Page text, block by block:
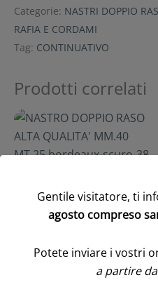
Categorie: NASTRI DOPPIO
RAFIA E CORDAMI
Tag: CONTINUATIVO
Prodotti correlati
NASTRO DOPPIO RASO
ALTA QUALITA’ MM.40
(Cod. 1044-08)
visualizzare i prezzi
Gentile visitatore, ti
agosto compreso
Potete inviare i vostri
a partire